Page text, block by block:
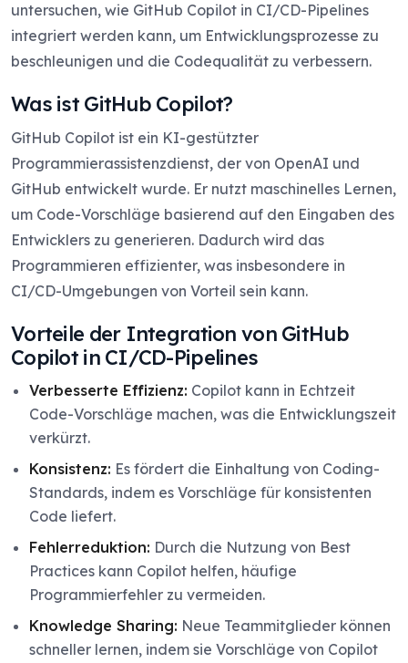
untersuchen, wie GitHub Copilot in CI/CD-Pipelines
integriert werden kann, um Entwicklungsprozesse zu
beschleunigen und die Codequalität zu verbessern.
Was ist GitHub Copilot?
GitHub Copilot ist ein KI-gestützter
Programmierassistenzdienst, der von OpenAI und
GitHub entwickelt wurde. Er nutzt maschinelles Lernen,
um Code-Vorschläge basierend auf den Eingaben des
Entwicklers zu generieren. Dadurch wird das
Programmieren effizienter, was insbesondere in
CI/CD-Umgebungen von Vorteil sein kann.
Vorteile der Integration von GitHub
Copilot in CI/CD-Pipelines
Verbesserte Effizienz: Copilot kann in Echtzeit
Code-Vorschläge machen, was die Entwicklungszeit
verkürzt.
Konsistenz: Es fördert die Einhaltung von Coding-
Standards, indem es Vorschläge für konsistenten
Code liefert.
Fehlerreduktion: Durch die Nutzung von Best
Practices kann Copilot helfen, häufige
Programmierfehler zu vermeiden.
Knowledge Sharing: Neue Teammitglieder können
schneller lernen, indem sie Vorschläge von Copilot